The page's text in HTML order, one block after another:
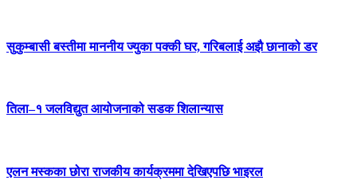
सुकुम्बासी बस्तीमा माननीय ज्युका पक्की घर, गरिबलाई अझै छानाको डर
तिला–१ जलविद्युत आयोजनाको सडक शिलान्यास
एलन मस्कका छोरा राजकीय कार्यक्रममा देखिएपछि भाइरल